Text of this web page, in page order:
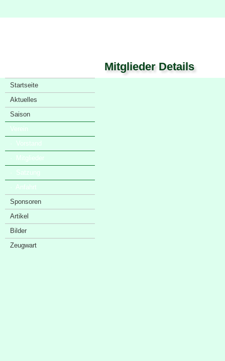
Mitglieder Details
Startseite
Aktuelles
Saison
Verein
· Vorstand
· Mitglieder
· Satzung
· Anfahrt
Sponsoren
Artikel
Bilder
Zeugwart